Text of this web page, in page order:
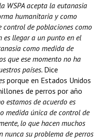
WSPA acepta la eutanasia
humanitaria y como
de poblaciones como
es llegar a un punto en el
como medida de
que ese momento no ha
países. Dice
porque en Estados Unidos
de perros por año
estamos de acuerdo es
medida única de control de
lo que hacen muchos
nunca su problema de perros